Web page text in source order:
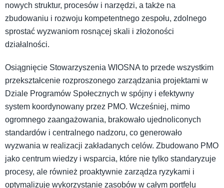
nowych struktur, procesów i narzędzi, a także na
zbudowaniu i rozwoju kompetentnego zespołu, zdolnego
sprostać wyzwaniom rosnącej skali i złożoności
działalności.
Osiągnięcie Stowarzyszenia WIOSNA to przede wszystkim
przekształcenie rozproszonego zarządzania projektami w
Dziale Programów Społecznych w spójny i efektywny
system koordynowany przez PMO. Wcześniej, mimo
ogromnego zaangażowania, brakowało ujednoliconych
standardów i centralnego nadzoru, co generowało
wyzwania w realizacji zakładanych celów. Zbudowano PMO
jako centrum wiedzy i wsparcia, które nie tylko standaryzuje
procesy, ale również proaktywnie zarządza ryzykami i
optymalizuje wykorzystanie zasobów w całym portfelu